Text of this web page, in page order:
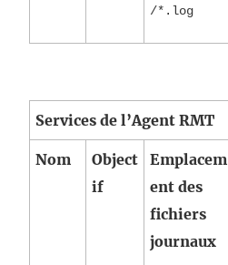
/*.log
Services de l’Agent RMT
Nom
Object
if
Emplacem
ent des
fichiers
journaux